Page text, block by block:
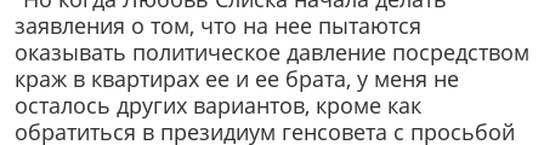
заявления о том, что на нее пытаются
оказывать политическое давление посредством
краж в квартирах ее и ее брата, у меня не
осталось других вариантов, кроме как
обратиться в президиум генсовета с просьбой